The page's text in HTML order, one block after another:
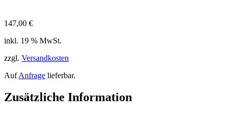
147,00 €
inkl. 19 % MwSt.
zzgl. Versandkosten
AufAnfrage lieferbar.
Zusätzliche Information